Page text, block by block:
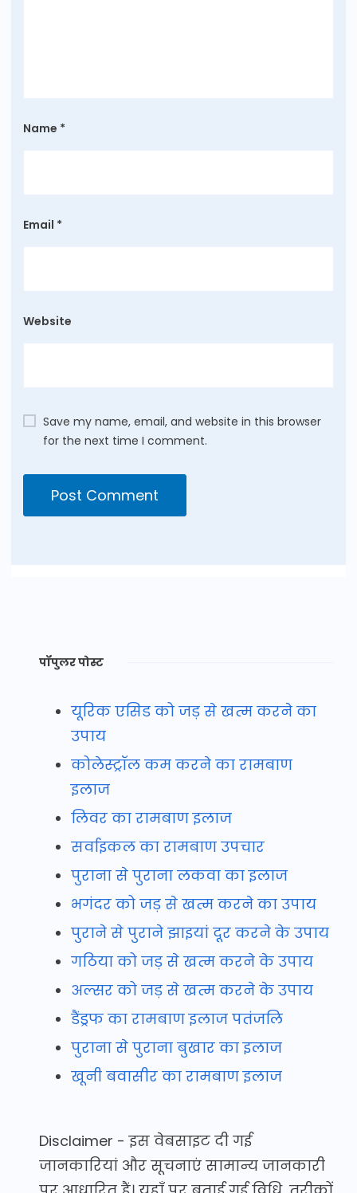
Name *
Email *
Website
Save my name, email, and website in this browser
for the next time I comment.
पॉपुलर पोस्ट
यूरिक एसिड को जड़ से खत्म करने का
उपाय
कोलेस्ट्रॉल कम करने का रामबाण
इलाज
लिवर का रामबाण इलाज
सर्वाइकल का रामबाण उपचार
पुराना से पुराना लकवा का इलाज
भगंदर को जड़ से खत्म करने का उपाय
पुराने से पुराने झाइयां दूर करने के उपाय
गठिया को जड़ से खत्म करने के उपाय
अल्सर को जड़ से खत्म करने के उपाय
डैंड्रफ का रामबाण इलाज पतंजलि
पुराना से पुराना बुखार का इलाज
खूनी बवासीर का रामबाण इलाज
Disclaimer - इस वेबसाइट दी गई
जानकारियां और सूचनाएं सामान्य जानकारी